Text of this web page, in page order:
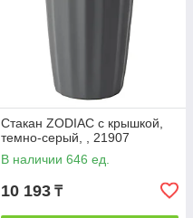
Стакан ZODIAC с крышкой,
темно-серый, , 21907
В наличии 646 ед.
10 193 ₸